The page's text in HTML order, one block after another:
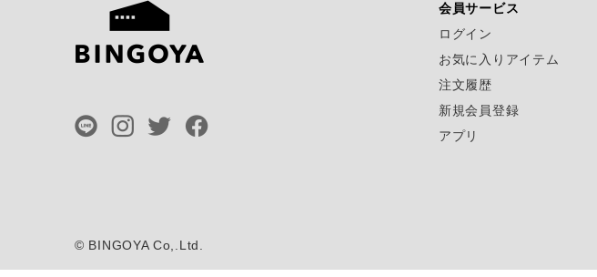
会員サービス
ログイン
お気に入りアイテム
注文履歴
新規会員登録
アプリ
© BINGOYA Co,.Ltd.